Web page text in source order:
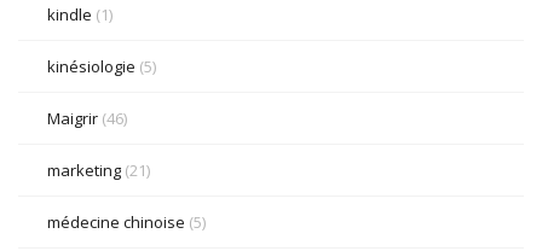
kindle (1)
kinésiologie (5)
Maigrir (46)
marketing (21)
médecine chinoise (5)